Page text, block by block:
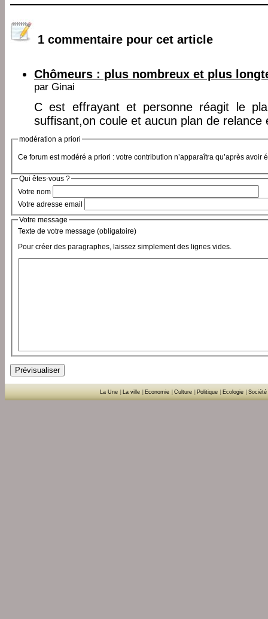
1 commentaire pour cet article
Chômeurs : plus nombreux et plus
par Ginai
C est effrayant et personne réagit le
suffisant,on coule et aucun plan de relance
modération a priori
Ce forum est modéré a priori : votre contribution n’apparaîtra qu’après avoir
Qui êtes-vous ?
Votre nom
Votre adresse email
Votre message
Texte de votre message (obligatoire)
Pour créer des paragraphes, laissez simplement des lignes vides.
La Une La ville Economie Culture Politique Ecologie Société